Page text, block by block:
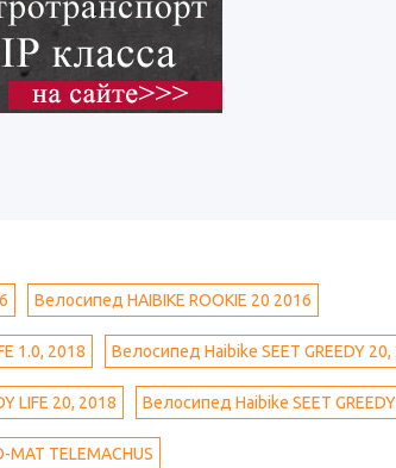
Велосипед HAIBIKE ROOKIE 20 2016
1.0, 2018 Велосипед Haibike SEET GREEDY 20,
LIFE 20, 2018 Велосипед Haibike SEET
TELEMACHUS